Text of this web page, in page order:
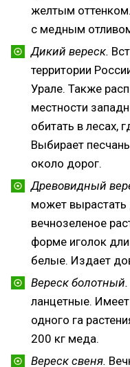
желтым
с медным
Дикий вереск.
территории
Урале. Также
местности
обитать в лесах,
Выбирает
около дорог.
Древовидный
может вырастать
вечнозеленое
форме иголок
белые. Издает
Вереск болотный.
ланцетные.
одного га
200 кг меда.
Вереск свеня.